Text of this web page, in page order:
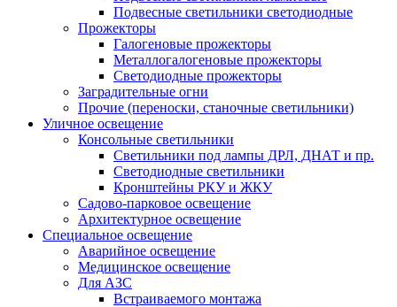
Подвесные светильники светодиодные
Прожекторы
Галогеновые прожекторы
Металлогалогеновые прожекторы
Светодиодные прожекторы
Заградительные огни
Прочие (переноски, станочные светильники)
Уличное освещение
Консольные светильники
Cветильники под лампы ДРЛ, ДНАТ и пр.
Cветодиодные светильники
Кронштейны РКУ и ЖКУ
Садово-парковое освещение
Архитектурное освещение
Специальное освещение
Аварийное освещение
Медицинское освещение
Для АЗС
Встраиваемого монтажа